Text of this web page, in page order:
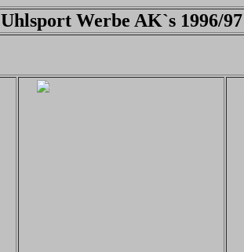
Uhlsport Werbe AK`s 1996/97